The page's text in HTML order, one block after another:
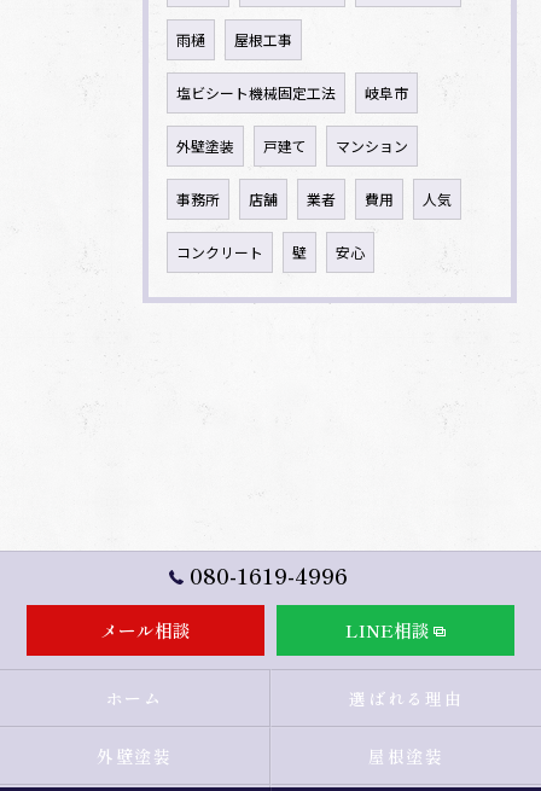
雨樋 屋根工事
塩ビシート機械固定工法 岐阜市
外壁塗装 戸建て マンション
事務所 店舗 業者 費用 人気
コンクリート 壁 安心
080-1619-4996
メール相談 LINE相談
ホーム 選ばれる理由
外壁塗装 屋根塗装